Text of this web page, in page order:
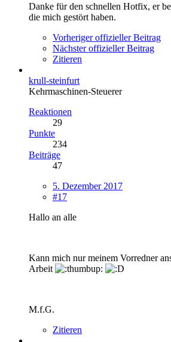
Danke für den schnellen Hotfix, er
die mich gestört haben.
Vorheriger offizieller Beitrag
Nächster offizieller Beitrag
Zitieren
krull-steinfurt
Kehrmaschinen-Steuerer
Reaktionen
29
Punkte
234
Beiträge
47
5. Dezember 2017
#17
Hallo an alle
Kann mich nur meinem Vorredner
Arbeit
M.f.G.
Zitieren